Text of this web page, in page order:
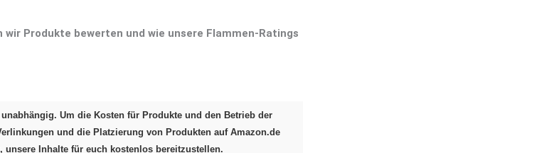
Produkte bewerten und wie unsere Flammen-Ratings
Um die Kosten für Produkte und den Betrieb der
und die Platzierung von Produkten auf Amazon.de
Inhalte für euch kostenlos bereitzustellen.